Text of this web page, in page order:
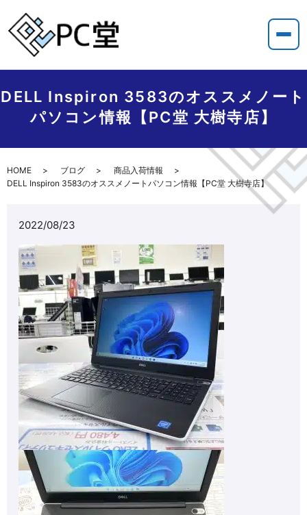
DELL Inspiron 3583のオススメノート
パソコン情報【PC堂 大樹寺店】
HOME ブログ
商品入荷情報
DELL Inspiron 3583のオススメノートパソコン情報【PC堂 大樹寺店】
2022/08/23